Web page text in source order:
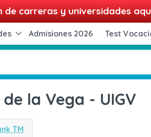
de carreras y universidades
Admisiones 2026 Test
la Vega - UIGV
TM